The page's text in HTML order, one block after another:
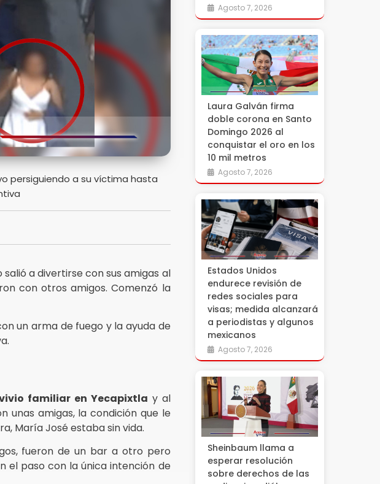
persiguiendo a su víctima hasta
a divertirse con sus amigas al
con otros amigos. Comenzó la
un arma de fuego y la ayuda de
familiar en Yecapixtla y al
unas amigas, la condición que le
María José estaba sin vida.
fueron de un bar a otro pero
el paso con la única intención de
Agosto 7, 2026
Laura Galván firma
doble corona en Santo
Domingo 2026 al
conquistar el oro en los
10 mil metros
Agosto 7, 2026
Estados Unidos
endurece revisión de
redes sociales para
visas; medida alcanzará
a periodistas y algunos
mexicanos
Agosto 7, 2026
Sheinbaum llama a
esperar resolución
sobre derechos de las